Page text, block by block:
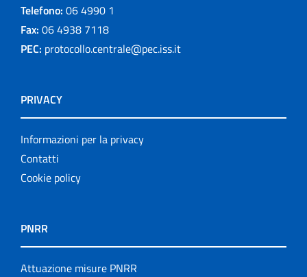
Telefono: 06 4990 1
Fax: 06 4938 7118
PEC: protocollo.centrale@pec.iss.it
PRIVACY
Informazioni per la privacy
Contatti
Cookie policy
PNRR
Attuazione misure PNRR